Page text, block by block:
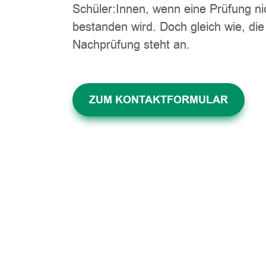
Schüler:Innen, wenn eine Prüfung
bestanden wird. Doch gleich wie, die
Nachprüfung steht an.
ZUM KONTAKTFORMULAR